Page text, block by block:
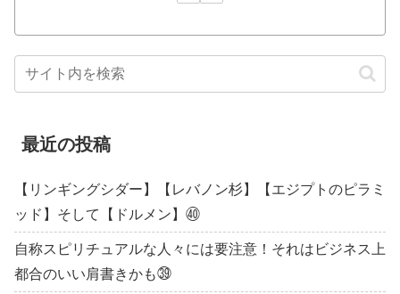
最近の投稿
【リンギングシダー】【レバノン杉】【エジプトのピラミ
ッド】そして【ドルメン】㊵
自称スピリチュアルな人々には要注意！それはビジネス上
都合のいい肩書きかも㊴